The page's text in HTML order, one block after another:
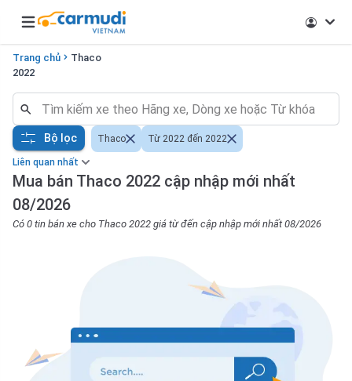
Open main menu
Trang chủ
Thaco
2022
Liên quan nhất
Mua bán Thaco 2022 cập nhập mới nhất
08/2026
Có 0 tin bán xe cho Thaco 2022 giá từ đến cập nhập mới nhất 08/2026
Bộ lọc Thaco Từ 2022 đến 2022